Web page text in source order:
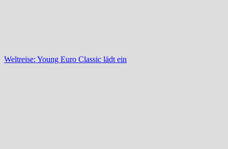
Weltreise: Young Euro Classic lädt ein